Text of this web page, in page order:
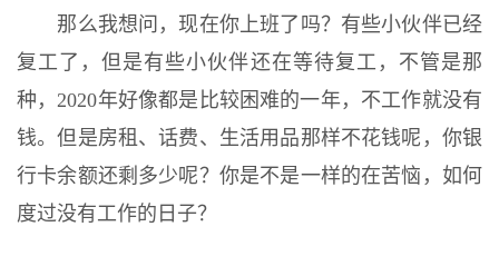
那么我想问，现在你上班了吗？有些小伙伴已经
复工了，但是有些小伙伴还在等待复工，不管是那
种，2020年好像都是比较困难的一年，不工作就没有
钱。但是房租、话费、生活用品那样不花钱呢，你银
行卡余额还剩多少呢？你是不是一样的在苦恼，如何
度过没有工作的日子？